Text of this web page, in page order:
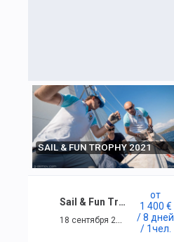
SAIL & FUN TROPHY 2021
Sail & Fun Trophy 2021
от
1 400 €
/ 8 дней
/ 1чел.